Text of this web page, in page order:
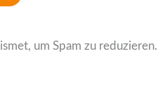
um Spam zu reduzieren.